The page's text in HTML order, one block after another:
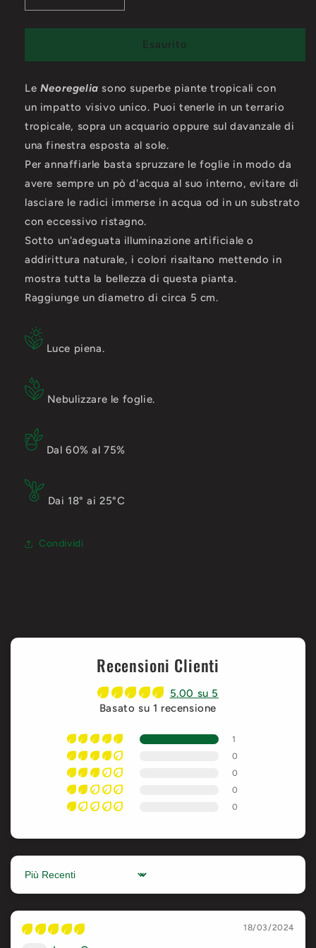
quantità
per
Punctatissima
quantità
per
Neoregelia
Punctatissima
Esaurito
Le Neoregelia sono superbe piante tropicali con
un impatto visivo unico. Puoi tenerle in un terrario
tropicale, sopra un acquario oppure sul davanzale di
una finestra esposta al sole.
Per annaffiarle basta spruzzare le foglie in modo da
avere sempre un pò d'acqua al suo interno, evitare di
lasciare le radici immerse in acqua od in un substrato
con eccessivo ristagno.
Sotto un'adeguata illuminazione artificiale o
addirittura naturale, i colori risaltano mettendo in
mostra tutta la bellezza di questa pianta.
Raggiunge un diametro di circa 5 cm.
Luce piena.
Nebulizzare le foglie.
Dal 60% al 75%
Dai 18° ai 25°C
Condividi
Recensioni Clienti
5.00 su 5
Basato su 1 recensione
1
0
0
0
0
Sort by
18/03/2024